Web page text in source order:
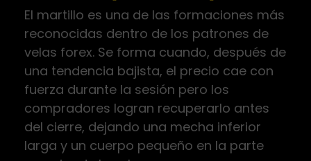
El martillo es una de las formaciones más
reconocidas dentro de los patrones de
velas forex. Se forma cuando, después de
una tendencia bajista, el precio cae con
fuerza durante la sesión pero los
compradores logran recuperarlo antes
del cierre, dejando una mecha inferior
larga y un cuerpo pequeño en la parte